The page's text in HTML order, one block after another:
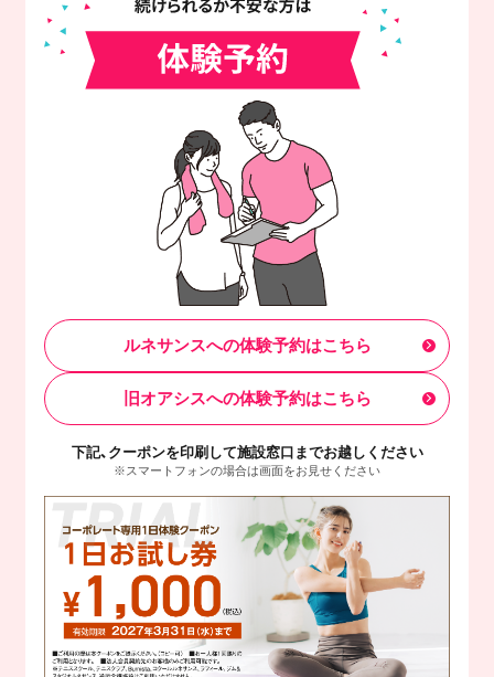
ルネサンスへの体験予約はこちら
旧オアシスへの体験予約はこちら
下記、クーポンを印刷して施設窓口までお越しください
※スマートフォンの場合は画面をお見せください